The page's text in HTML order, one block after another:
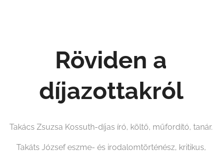
Röviden a
díjazottakról
Takács Zsuzsa Kossuth-díjas író, költő, műfordító, tanár.
Takáts József eszme- és irodalomtörténész, kritikus,